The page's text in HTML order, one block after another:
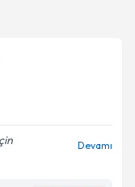
için bir takvim
Aydınlatma
belirtilen
Devamı